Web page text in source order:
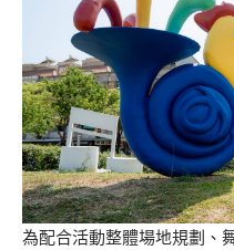
為配合活動整體場地規劃、